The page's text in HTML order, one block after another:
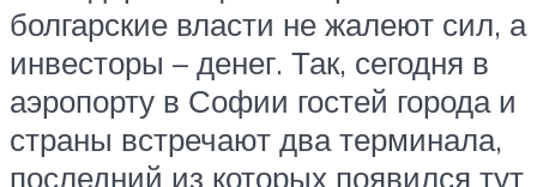
болгарские власти не жалеют сил, а
инвесторы – денег. Так, сегодня в
аэропорту в Софии гостей города и
страны встречают два терминала,
последний из которых появился тут